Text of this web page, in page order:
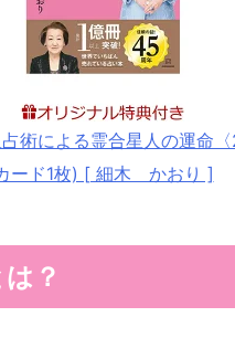
占術による霊合星人の運命
ード1枚) [ 細木 かおり ]
？